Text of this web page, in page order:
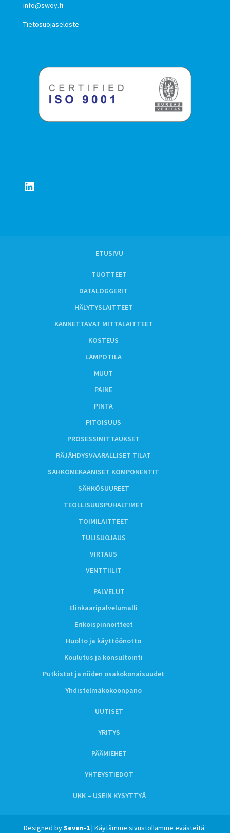
info@swoy.fi
Tietosuojaseloste
LinkedIn
ETUSIVU
TUOTTEET
DATALOGGERIT
HÄLYTYSLAITTEET
KANNETTAVAT MITTALAITTEET
KOSTEUS
LÄMPÖTILA
MUUT
PAINE
PINTA
PITOISUUS
PROSESSIMITTAUKSET
RÄJÄHDYSVAARALLISET TILAT
SÄHKÖMEKAANISET KOMPONENTIT
SÄHKÖSUUREET
TEOLLISUUSPUHALTIMET
TOIMILAITTEET
TULISUOJAUS
VIRTAUS
VENTTIILIT
PALVELUT
Elinkaaripalvelumalli
Erikoispinnoitteet
Huolto ja käyttöönotto
Koulutus ja konsultointi
Putkistot ja niiden osakokonaisuudet
Yhdistelmäkokoonpano
UUTISET
YRITYS
PÄÄMIEHET
YHTEYSTIEDOT
UKK – USEIN KYSYTTYÄ
Designed bySeven-1| Käytämme sivustollamme evästeitä.